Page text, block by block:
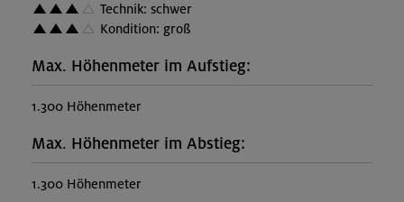
Technik: schwer
Kondition: groß
Max. Höhenmeter im Aufstieg:
1.300 Höhenmeter
Max. Höhenmeter im Abstieg:
1.300 Höhenmeter